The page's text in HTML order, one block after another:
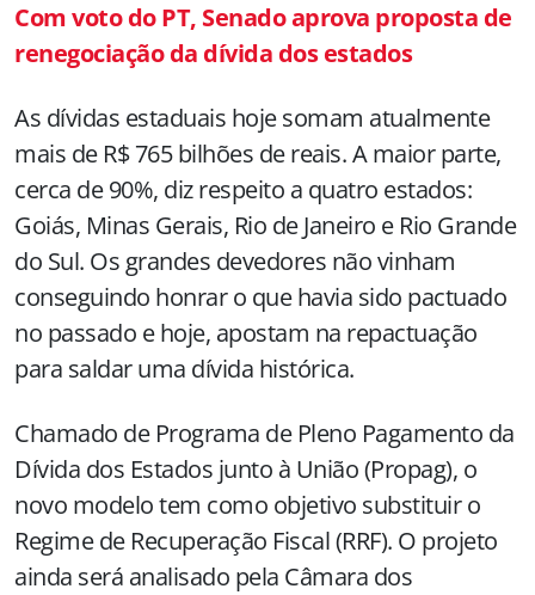
Com voto do PT, Senado aprova proposta de
renegociação da dívida dos estados
As dívidas estaduais hoje somam atualmente
mais de R$ 765 bilhões de reais. A maior parte,
cerca de 90%, diz respeito a quatro estados:
Goiás, Minas Gerais, Rio de Janeiro e Rio Grande
do Sul. Os grandes devedores não vinham
conseguindo honrar o que havia sido pactuado
no passado e hoje, apostam na repactuação
para saldar uma dívida histórica.
Chamado de Programa de Pleno Pagamento da
Dívida dos Estados junto à União (Propag), o
novo modelo tem como objetivo substituir o
Regime de Recuperação Fiscal (RRF). O projeto
ainda será analisado pela Câmara dos